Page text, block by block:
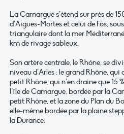
La Camargue s’étend sur près de
d’Aigues-Mortes et celui de Fos,
triangulaire dont la mer
km de rivage sableux.
Son artère centrale, le Rhône, se
niveau d’Arles : le grand Rhône, qui
petit Rhône, qui n’en draine que 15
l’île de Camargue, bordée par la
petit Rhône, et la zone du Plan du
elle-même bordée par la plaine
la Durance.